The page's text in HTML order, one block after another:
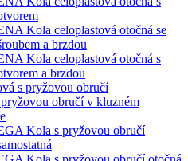
Kola celoplastová otočná se
a brzdou
Kola celoplastová otočná s
a brzdou
s pryžovou obručí
obručí v kluzném
Kola s pryžovou obručí